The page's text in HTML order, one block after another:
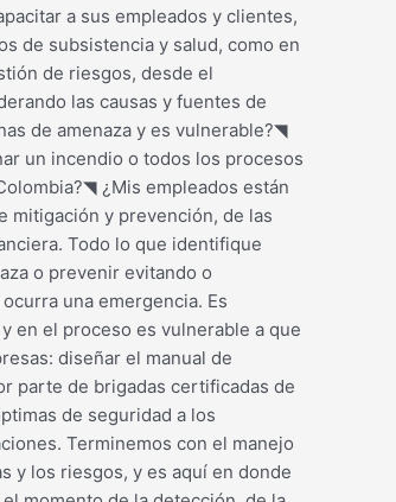
a sus empleados y clientes,
de subsistencia y salud, como en
de riesgos, desde el
las causas y fuentes de
de amenaza y es vulnerable?◥
un incendio o todos los procesos
¿Mis empleados están
mitigación y prevención, de las
Todo lo que identifique
o prevenir evitando o
una emergencia. Es
en el proceso es vulnerable a que
diseñar el manual de
parte de brigadas certificadas de
de seguridad a los
Terminemos con el manejo
y los riesgos, y es aquí en donde